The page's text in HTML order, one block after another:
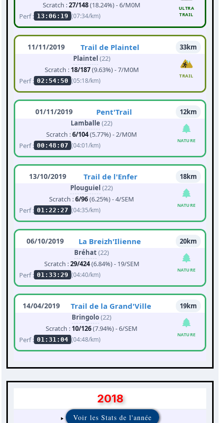
Scratch :27/148(18.24%) - 6/M0M
Perf : 13:06:19 (07:34/km)
ULTRA
TRAIL
11/11/2019 Trail de Plaintel
33km
Plaintel (22)
Scratch : 18/187(9.63%) - 7/M0M
Perf : 02:54:50 (05:18/km)
TRAIL
01/11/2019 Pent'Trail
12km
Lamballe (22)
Scratch :6/104(5.77%) - 2/M0M
Perf : 00:48:07 (04:01/km)
NATURE
13/10/2019 Trail de l'Enfer
18km
Plouguiel (22)
Scratch :6/96(6.25%) - 4/SEM
Perf : 01:22:27 (04:35/km)
NATURE
06/10/2019 La Breizh'Ilienne
20km
Bréhat(22)
Scratch :29/424(6.84%) - 19/SEM
Perf : 01:33:29 (04:40/km)
NATURE
14/04/2019 Trail de la Grand'Ville
19km
Bringolo(22)
Scratch : 10/126(7.94%) - 6/SEM
Perf : 01:31:04 (04:48/km)
NATURE
2018
Voir les Stats de l'année